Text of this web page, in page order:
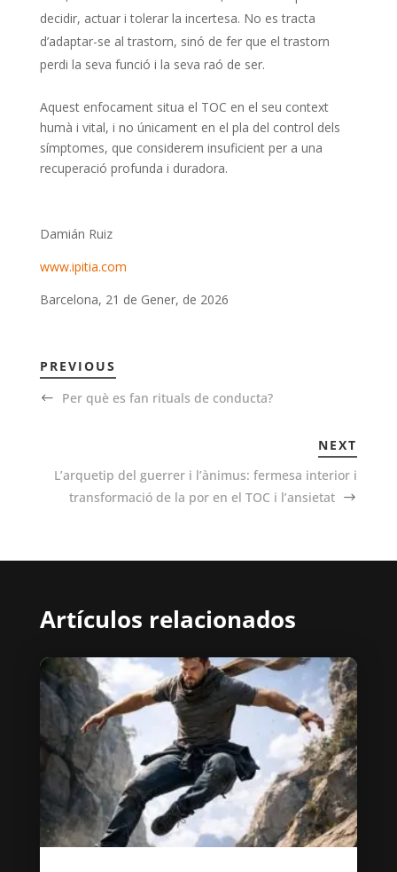
decidir, actuar i tolerar la incertesa. No es tracta
d’adaptar-se al trastorn, sinó de fer que el trastorn
perdi la seva funció i la seva raó de ser.
Aquest enfocament situa el TOC en el seu context
humà i vital, i no únicament en el pla del control dels
símptomes, que considerem insuficient per a una
recuperació profunda i duradora.
Damián Ruiz
www.ipitia.com
Barcelona, 21 de Gener, de 2026
PREVIOUS
Per què es fan rituals de conducta?
NEXT
L’arquetip del guerrer i l’ànimus: fermesa interior i
transformació de la por en el TOC i l’ansietat
Artículos relacionados